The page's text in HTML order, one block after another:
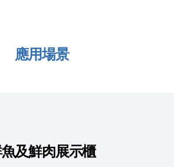
應用場景
及鮮肉展示櫃